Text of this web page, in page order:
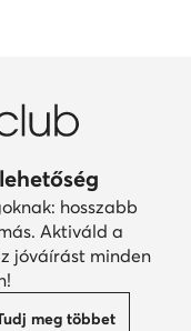
hosszabb
Aktiváld a
jóváírást minden
meg többet